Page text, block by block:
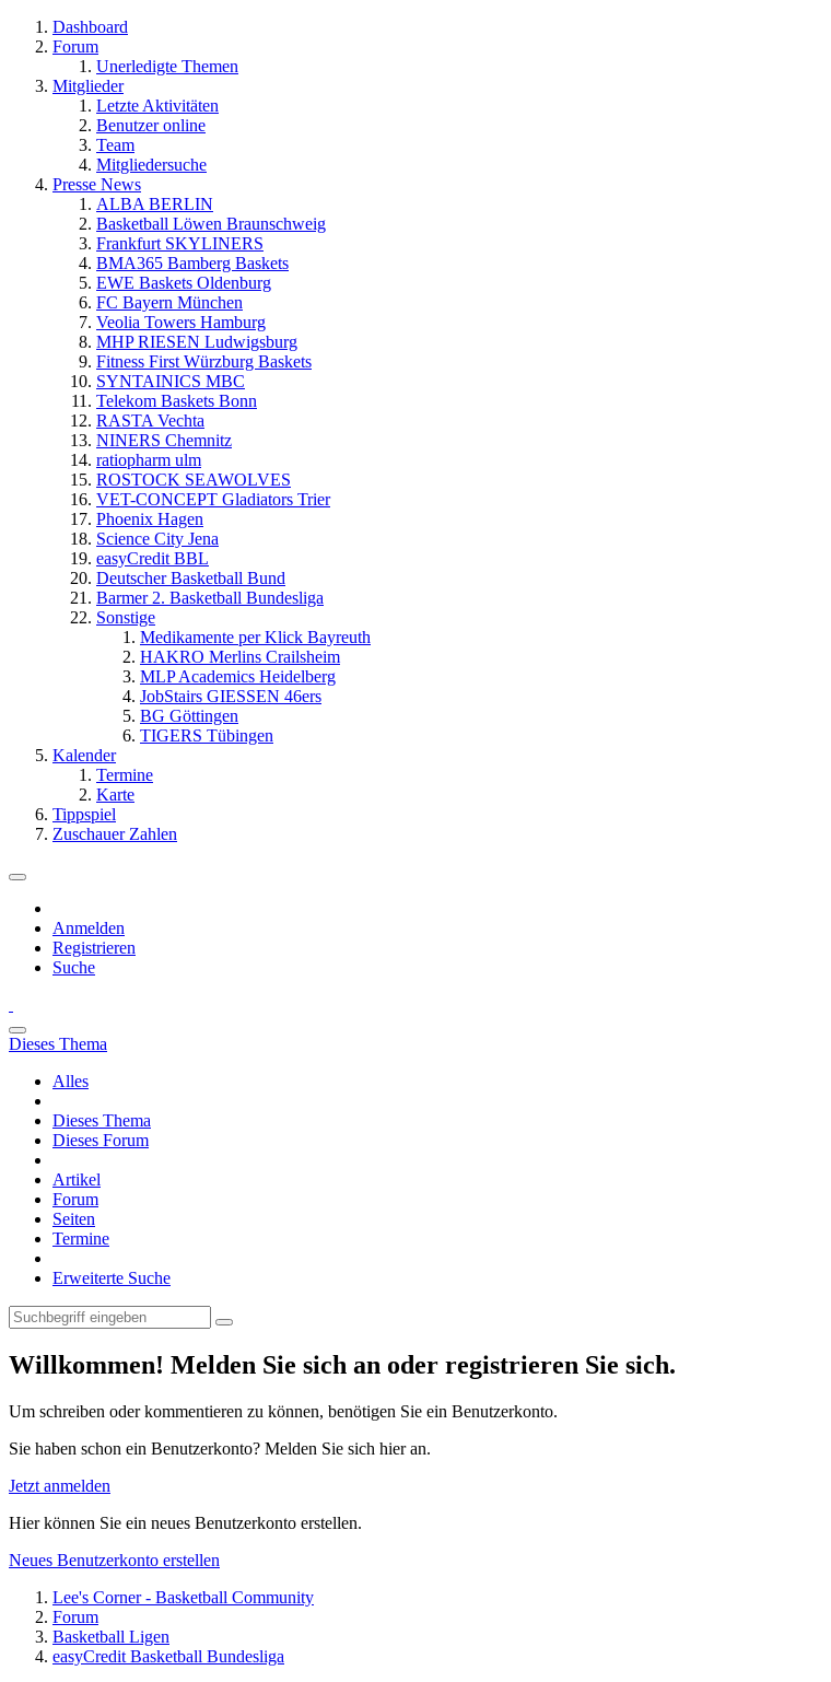
Dashboard
Forum
Unerledigte Themen
Mitglieder
Letzte Aktivitäten
Benutzer online
Team
Mitgliedersuche
Presse News
ALBA BERLIN
Basketball Löwen Braunschweig
Frankfurt SKYLINERS
BMA365 Bamberg Baskets
EWE Baskets Oldenburg
FC Bayern München
Veolia Towers Hamburg
MHP RIESEN Ludwigsburg
Fitness First Würzburg Baskets
SYNTAINICS MBC
Telekom Baskets Bonn
RASTA Vechta
NINERS Chemnitz
ratiopharm ulm
ROSTOCK SEAWOLVES
VET-CONCEPT Gladiators Trier
Phoenix Hagen
Science City Jena
easyCredit BBL
Deutscher Basketball Bund
Barmer 2. Basketball Bundesliga
Sonstige
Medikamente per Klick Bayreuth
HAKRO Merlins Crailsheim
MLP Academics Heidelberg
JobStairs GIESSEN 46ers
BG Göttingen
TIGERS Tübingen
Kalender
Termine
Karte
Tippspiel
Zuschauer Zahlen
Anmelden
Registrieren
Suche
Dieses Thema
Alles
Dieses Thema
Dieses Forum
Artikel
Forum
Seiten
Termine
Erweiterte Suche
Willkommen! Melden Sie sich an oder registrieren Sie sich.
Um schreiben oder kommentieren zu können, benötigen Sie ein Benutzerkonto.
Sie haben schon ein Benutzerkonto? Melden Sie sich hier an.
Jetzt anmelden
Hier können Sie ein neues Benutzerkonto erstellen.
Neues Benutzerkonto erstellen
Lee's Corner - Basketball Community
Forum
Basketball Ligen
easyCredit Basketball Bundesliga